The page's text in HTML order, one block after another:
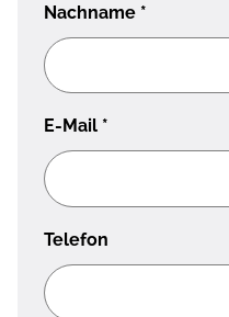
Nachname *
E-Mail *
Telefon